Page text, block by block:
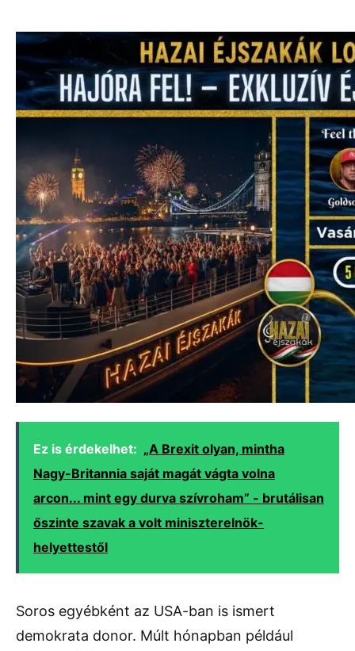
Ez is érdekelhet: „A Brexit olyan, mintha
Nagy-Britannia saját magát vágta volna
arcon... mint egy durva szívroham” - brutálisan
őszinte szavak a volt miniszterelnök-
helyettestől
Soros egyébként az USA-ban is ismert
demokrata donor. Múlt hónapban például